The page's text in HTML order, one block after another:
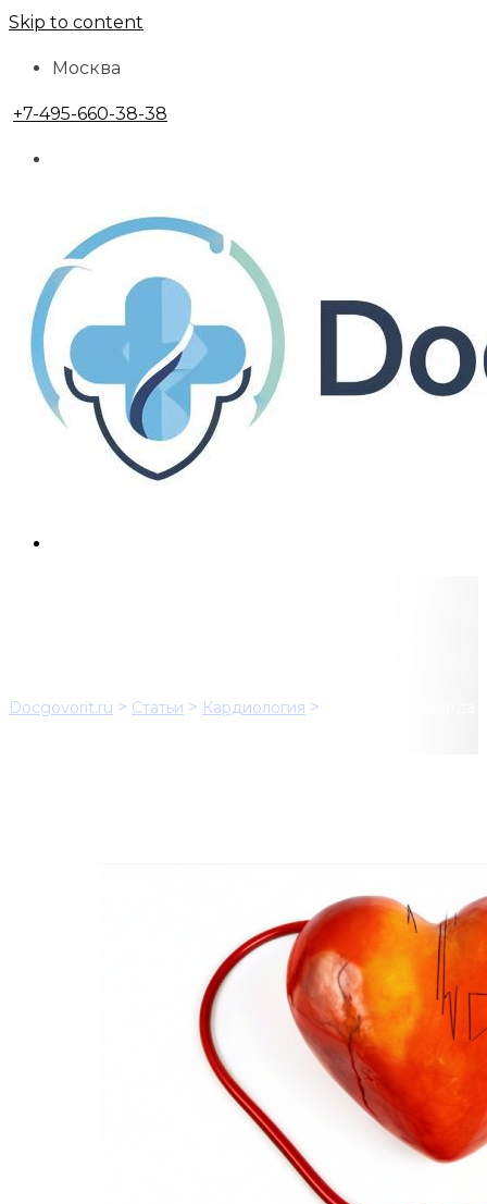
Skip to content
Москва
+7-495-660-38-38
Docgovorit.ru > Статьи > Кардиология >